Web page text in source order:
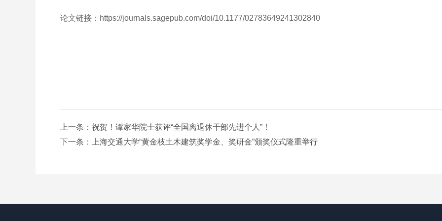
论文链接：https://journals.sagepub.com/doi/10.1177/02783649241302840
上一条：祝贺！谭家华院士获评“全国离退休干部先进个人”！
下一条：上海交通大学“黄金枝土木建筑奖学金、奖研金”颁奖仪式隆重举行